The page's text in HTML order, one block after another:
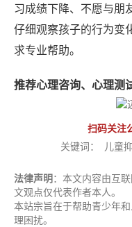
习成绩下降、不愿与朋
仔细观察孩子的行为变
求专业帮助。
推荐心理咨询、心理测
扫码关注
关键词：
儿童
法律声明：本文内容由互
文观点仅代表作者本人。
本站宗旨在于帮助青少年
理困扰。